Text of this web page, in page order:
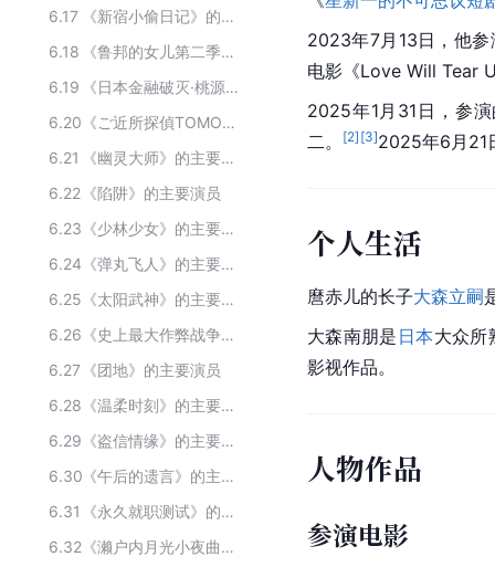
6.17
《新宿小偷日记》的主要演员
6.18
《鲁邦的女儿第二季》的主要演员
6.19
《日本金融破灭·桃源乡的人们》的主要演员
6.20
《ご近所探偵TOMOE》的主要演员
6.21
《幽灵大师》的主要演员
6.22 《陷阱》的主要演员
6.23
《少林少女》的主要演员
6.24
《弹丸飞人》的主要演员
6.25
《太阳武神》的主要演员
6.26
《史上最大作弊战争》的主要演员
6.27 《团地》的主要演员
6.28
《温柔时刻》的主要演员
6.29
《盗信情缘》的主要演员
6.30
《午后的遗言》的主要演员
6.31
《永久就职测试》的主要演员
6.32
《濑户内月光小夜曲》的主要演员
2023年7月13日，他
电影《Love Will Tear
2025年1月31日，参
二。
[2] [3]2025年6月21
个人生活
麿赤儿的长子大森立嗣
大森南朋是 日本大众所
影视作品。
人物作品
参演电影